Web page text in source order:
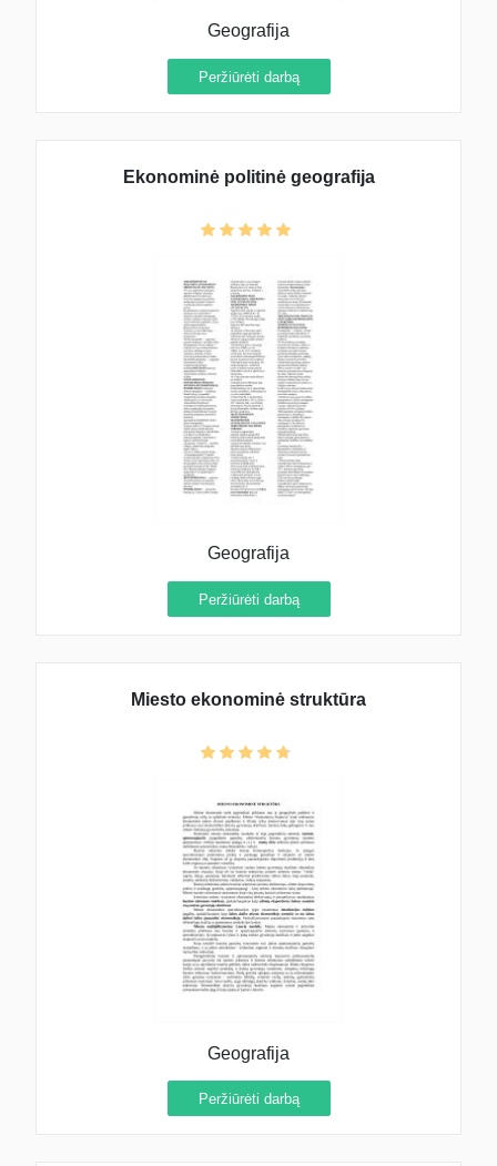
Geografija
Peržiūrėti darbą
Ekonominė politinė geografija
Geografija
Peržiūrėti darbą
Miesto ekonominė struktūra
Geografija
Peržiūrėti darbą